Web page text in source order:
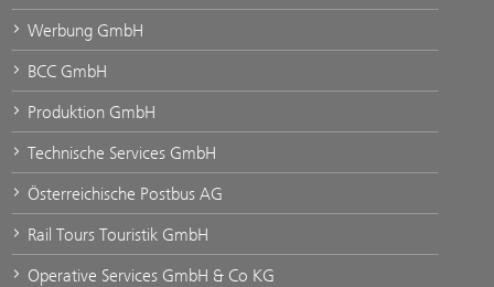
Werbung GmbH
BCC GmbH
Produktion GmbH
Technische Services GmbH
Österreichische Postbus AG
Rail Tours Touristik GmbH
Operative Services GmbH & Co KG